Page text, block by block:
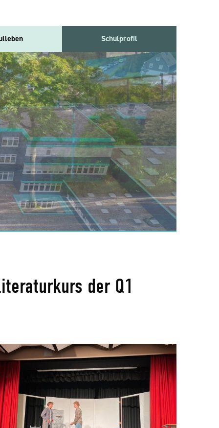
Schulprofil
der Q1